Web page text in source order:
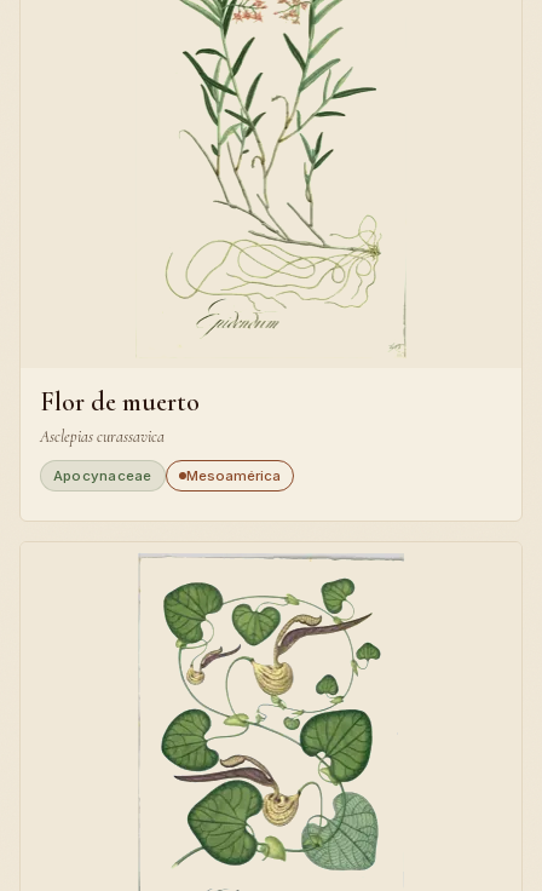
Flor de muerto
Asclepias curassavica
Apocynaceae Mesoamérica